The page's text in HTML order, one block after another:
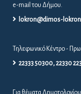
e-mail του Δήμου.
lokron@dimos-
Τηλεφωνικό Κέντρο -
22333 50300, 22330